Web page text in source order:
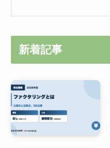
新着記事